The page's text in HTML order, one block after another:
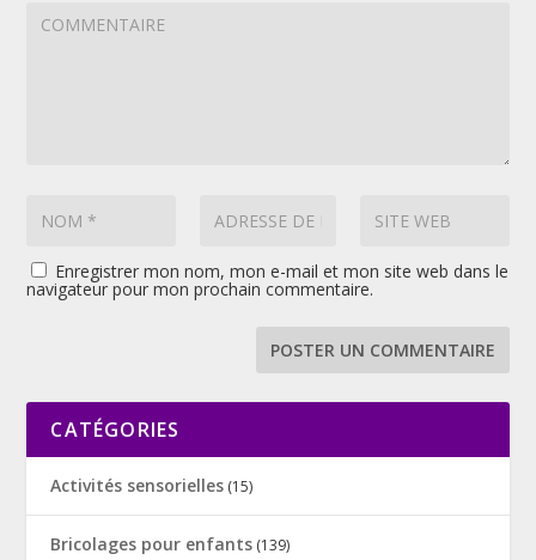
Enregistrer mon nom, mon e-mail et mon site web dans le
navigateur pour mon prochain commentaire.
CATÉGORIES
Activités sensorielles (15)
Bricolages pour enfants (139)